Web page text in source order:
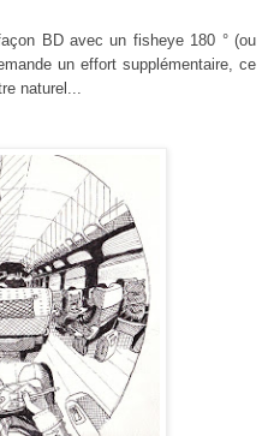
BD avec un fisheye 180 ° (ou
un effort supplémentaire, ce
naturel...